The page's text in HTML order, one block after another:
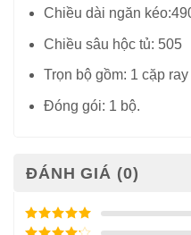
Chiều dài ngăn
Chiều sâu hộc tủ: 505
Trọn bộ gồm: 1 cặp
Đóng gói: 1 bộ.
ĐÁNH GIÁ (0)
Được xếp